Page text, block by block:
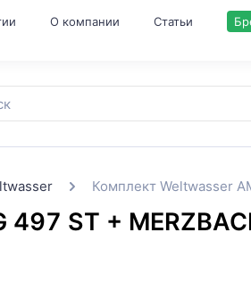
О компании Статьи
Комплект Weltwasser
ST +